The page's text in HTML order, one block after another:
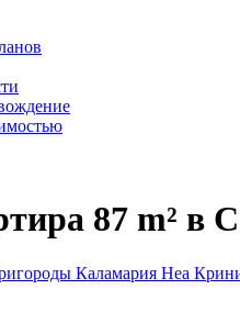
87 m² в
Каламария Неа